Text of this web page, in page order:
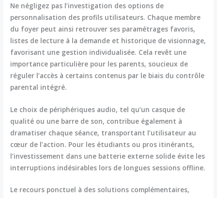
Ne négligez pas l’investigation des options de
personnalisation des profils utilisateurs. Chaque membre
du foyer peut ainsi retrouver ses paramétrages favoris,
listes de lecture à la demande et historique de visionnage,
favorisant une gestion individualisée. Cela revêt une
importance particulière pour les parents, soucieux de
réguler l’accès à certains contenus par le biais du contrôle
parental intégré.
Le choix de périphériques audio, tel qu’un casque de
qualité ou une barre de son, contribue également à
dramatiser chaque séance, transportant l’utilisateur au
cœur de l’action. Pour les étudiants ou pros itinérants,
l’investissement dans une batterie externe solide évite les
interruptions indésirables lors de longues sessions offline.
Le recours ponctuel à des solutions complémentaires,